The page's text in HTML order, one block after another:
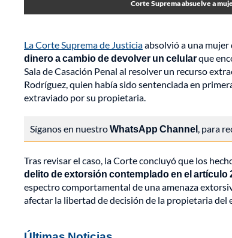
Corte Suprema absuelve a
La Corte Suprema de Justiciaabsolvió a una mujer
dinero a cambio de devolver un celularque
Sala de Casación Penal al resolver un recurso
Rodríguez, quien había sido sentenciada en
extraviado por su propietaria.
Síganos en nuestroWhatsApp Channel, para
Tras revisar el caso, la Corte concluyó que los
delito de extorsión contemplado en el artículo
espectro comportamental de una amenaza
afectar la libertad de decisión de la propietaria del